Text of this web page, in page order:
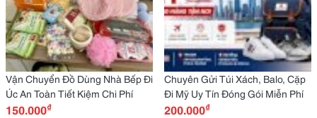
Vận Chuyển Đồ Dùng Nhà Bếp Đi
Úc An Toàn Tiết Kiệm Chi Phí
150.000₫
Chuyên Gửi Túi Xách, Balo, Cặp
Đi Mỹ Uy Tín Đóng Gói Miễn Phí
200.000₫